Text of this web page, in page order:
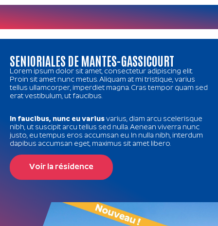
SENIORIALES DE MANTES-GASSICOURT
Lorem ipsum dolor sit amet, consectetur adipiscing elit.
Proin sit amet nunc metus. Aliquam at mi tristique, varius
tellus ullamcorper, imperdiet magna. Cras tempor quam sed
erat vestibulum, ut faucibus.
In faucibus, nunc eu varius varius, diam arcu scelerisque
nibh, ut suscipit arcu tellus sed nulla. Aenean viverra nunc
justo, eu tempus eros accumsan eu. In nulla nibh, interdum
dapibus accumsan eget, maximus sit amet libero.
Voir la résidence